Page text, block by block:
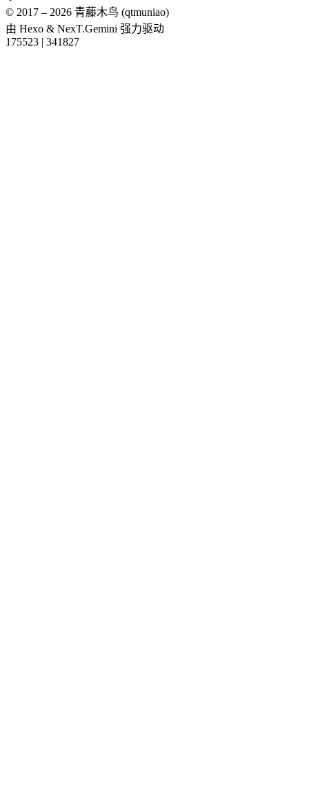
© 2017 – 2026 青藤木鸟 (qtmuniao)
由 Hexo & NexT.Gemini 强力驱动
175523 | 341827